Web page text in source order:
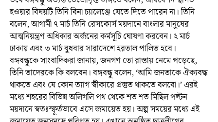
হওয়ার বিষয়টি তিনি বিনা চ্যালেঞ্জে যেতে দিতে পারেন না। তিনি
বলেন, আগামী ৭ মার্চ তিনি রেসকোর্স ময়দানে বাংলার মানুষের
আত্মনিয়ন্ত্রণ অধিকার অর্জনের কর্মসূচি ঘোষণা করবেন। ২ মার্চ
ঢাকায় এবং ৩ মার্চ বুধবার সারাদেশে হরতাল পালিত হবে।
বঙ্গবন্ধুকে সাংবাদিকরা জানায়, জনগণ তো রাস্তায় নেমে পড়েছে,
তিনি তাদেরকে কি বলবেন। বঙ্গবন্ধু বলেন, ‘আমি জনতাকে ঐক্যবদ্ধ
থাকতে এবং যে কোন ত্যাগ স্বীকারে প্রস্তুত থাকতে বলবো।’ এরই
মধ্যে শহরের বিভিন্ন অলিগলি পথ থেকে শত শত মিছিল পল্টন
ময়দানে স্বতঃস্ফূর্তভাবে এসে জমায়েত হয়। অল্প সময়ের মধ্যে এই